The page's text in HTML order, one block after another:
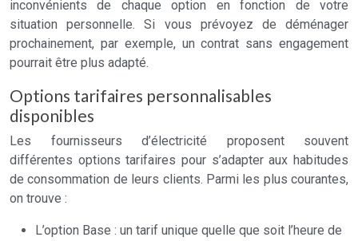
inconvénients de chaque option en fonction de votre
situation personnelle. Si vous prévoyez de déménager
prochainement, par exemple, un contrat sans engagement
pourrait être plus adapté.
Options tarifaires personnalisables
disponibles
Les fournisseurs d’électricité proposent souvent
différentes options tarifaires pour s’adapter aux habitudes
de consommation de leurs clients. Parmi les plus courantes,
on trouve :
L’option Base : un tarif unique quelle que soit l’heure de